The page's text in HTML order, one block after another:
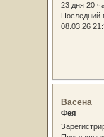
23 дня 20
Последний
08.03.26
Васена
Фея